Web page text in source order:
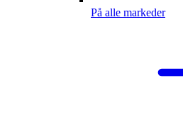
På alle markeder